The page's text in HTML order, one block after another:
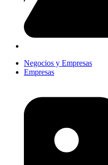
Negocios y Empresas
Empresas